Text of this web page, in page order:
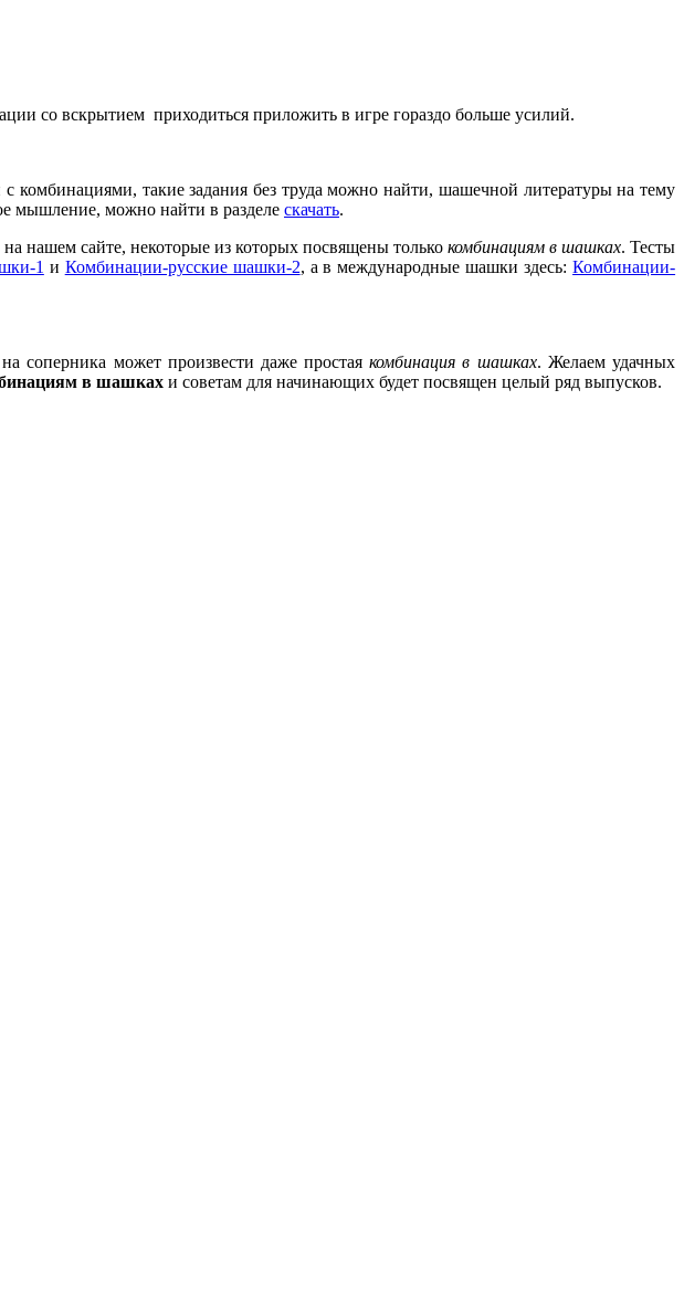
со вскрытием приходиться приложить в игре гораздо больше усилий.
такие задания без труда можно найти, шашечной литературы на тему
мышление, можно найти в разделе скачать.
нашем сайте, некоторые из которых посвящены только комбинациям в шашках. Тесты
1 и Комбинации-русские шашки-2, а в международные шашки здесь:Комбинации-
соперника может произвести даже простаякомбинация в шашках. Желаем удачных
в шашках и советам для начинающих будет посвящен целый ряд выпусков.